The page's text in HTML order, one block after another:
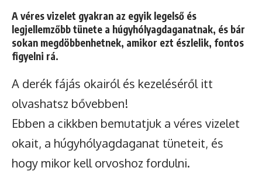
A véres vizelet gyakran az egyik legelső és
legjellemzőbb tünete a húgyhólyagdaganatnak, és bár
sokan megdöbbenhetnek, amikor ezt észlelik, fontos
figyelni rá.
A derék fájás okairól és kezeléséről itt
olvashatsz bővebben!
Ebben a cikkben bemutatjuk a véres vizelet
okait, a húgyhólyagdaganat tüneteit, és
hogy mikor kell orvoshoz fordulni.